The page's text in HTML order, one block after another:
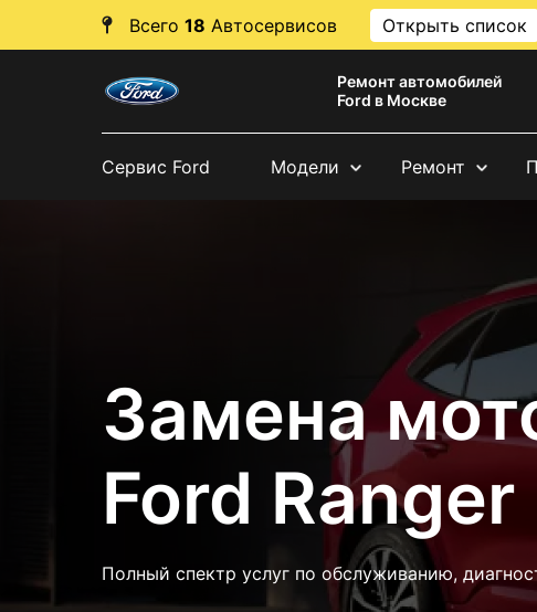
Всего 18 Автосервисов Открыть список
Ремонт автомобилей
Ford в Москве
Сервис Ford Модели Ремонт
Замена
Ford Ranger
Полный спектр услуг по обслуживанию,